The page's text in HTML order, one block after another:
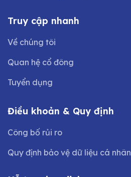
Truy cập nhanh
Về chúng tôi
Quan hệ cổ đông
Tuyển dụng
Điều khoản & Quy định
Công bố rủi ro
Quy định bảo vệ dữ liệu cá nhân